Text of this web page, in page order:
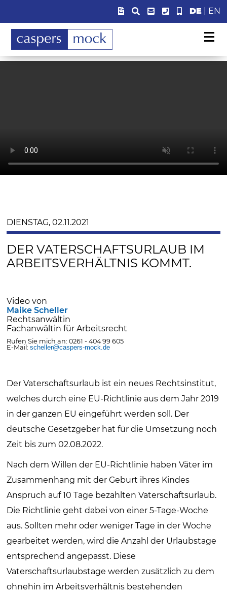
DE| EN
DIENSTAG, 02.11.2021
DER VATERSCHAFTSURLAUB IM
ARBEITSVERHÄLTNIS KOMMT.
Video von
Maike Scheller
Rechtsanwältin
Fachanwältin für Arbeitsrecht
Rufen Sie mich an: 0261 - 404 99 605
E-Mail:scheller@caspers-mock.de
Der Vaterschaftsurlaub ist ein neues Rechtsinstitut,
welches durch eine EU-Richtlinie aus dem Jahr 2019
in der ganzen EU eingeführt werden soll. Der
deutsche Gesetzgeber hat für die Umsetzung noch
Zeit bis zum 02.08.2022.
Nach dem Willen der EU-Richtlinie haben Väter im
Zusammenhang mit der Geburt ihres Kindes
Anspruch auf 10 Tage bezahlten Vaterschaftsurlaub.
Die Richtlinie geht dabei von einer 5-Tage-Woche
aus. Sollten mehr oder weniger Tage in der Woche
gearbeitet werden, wird die Anzahl der Urlaubstage
entsprechend angepasst. Diese
Vaterschaftsurlaubstage werden zusätzlich zu dem
ohnehin im Arbeitsverhältnis bestehenden